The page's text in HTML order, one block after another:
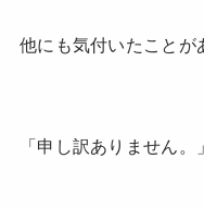
他にも気付いたことが
「申し訳ありません。」